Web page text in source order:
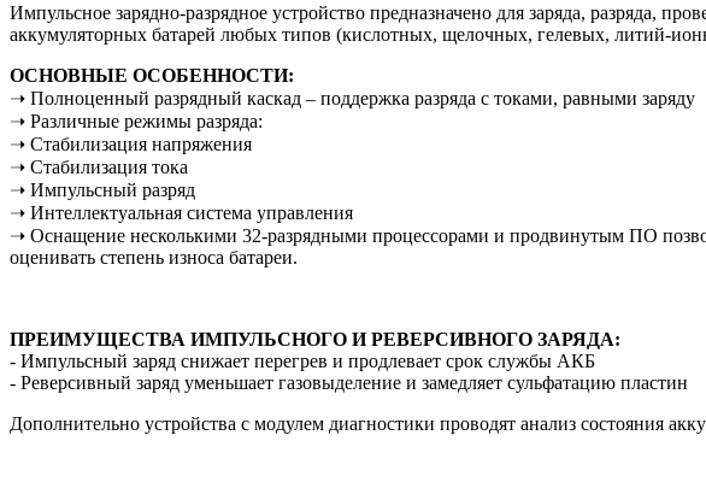
Импульсное зарядно-разрядное устройство предназначено для заряда, разряда,
аккумуляторных батарей любых типов (кислотных, щелочных, гелевых, литий-
ОСНОВНЫЕ ОСОБЕННОСТИ:
➝ Полноценный разрядный каскад – поддержка разряда с токами, равными заряду
➝ Различные режимы разряда:
➝ Стабилизация напряжения
➝ Стабилизация тока
➝ Импульсный разряд
➝ Интеллектуальная система управления
➝ Оснащение несколькими 32-разрядными процессорами и продвинутым ПО
оценивать степень износа батареи.
ПРЕИМУЩЕСТВА ИМПУЛЬСНОГО И РЕВЕРСИВНОГО ЗАРЯДА:
- Импульсный заряд снижает перегрев и продлевает срок службы АКБ
- Реверсивный заряд уменьшает газовыделение и замедляет сульфатацию пластин
Дополнительно устройства с модулем диагностики проводят анализ состояния